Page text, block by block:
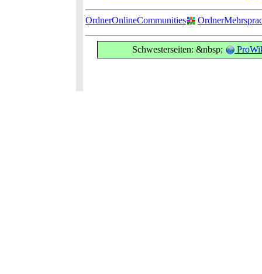
OrdnerOnlineCommunities
Schwesterseiten: &nbsp;